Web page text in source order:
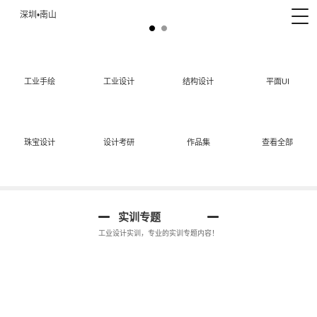
深圳•南山
工业手绘 工业设计 结构设计 平面UI
珠宝设计 设计考研 作品集 查看全部
实训专题
工业设计实训，专业的实训专题内容！